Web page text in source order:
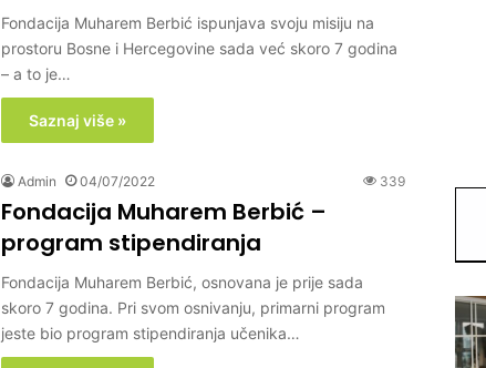
Fondacija Muharem Berbić ispunjava svoju misiju na
prostoru Bosne i Hercegovine sada već skoro 7 godina
– a to je…
Saznaj više »
Admin 04/07/2022 339
Fondacija Muharem Berbić –
program stipendiranja
Fondacija Muharem Berbić, osnovana je prije sada
skoro 7 godina. Pri svom osnivanju, primarni program
jeste bio program stipendiranja učenika…